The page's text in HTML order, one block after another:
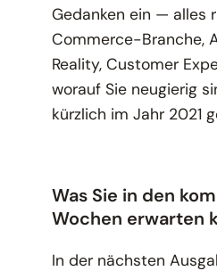
Gedanken ein — alles
Commerce-Branche,
Reality, Customer
worauf Sie neugierig
kürzlich im Jahr 2021
Was Sie in den
Wochen erwarten
In der nächsten